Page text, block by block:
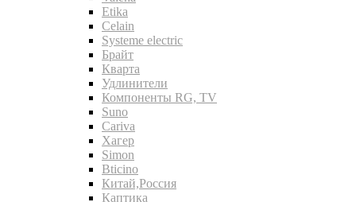
Etika
Celain
Systeme electric
Брайт
Кварта
Удлинители
Компоненты RG, TV
Suno
Cariva
Хагер
Simon
Bticino
Китай,Россия
Каптика